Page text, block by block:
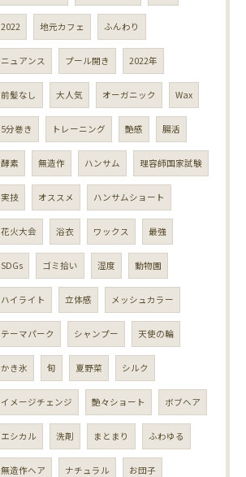
2022 地元カフェ ふんわり
ニュアンス プール開き 2022年
前髪なし 大人気 オーガニック Wax
5分巻き トレーニング 艶感 腸活
酵素 無造作 ハンサム 理容師国家試験
実技 オススメ ハンサムショート
花火大会 浴衣 ワックス 最強
SDGs ゴミ拾い 湿度 動物園
ハイライト 立体感 メッシュカラー
テーマパーク シャンプー 天使の輪
かき氷 旬 夏野菜 シルク
イメージチェンジ 艶々ショート ボブヘア
エシカル 洗剤 まとまり ふわゆる
無造作ヘア ナチュラル お団子